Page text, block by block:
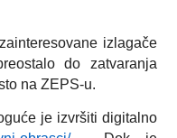
izlagače
do zatvaranja
na ZEPS-u.
je izvršiti digitalno